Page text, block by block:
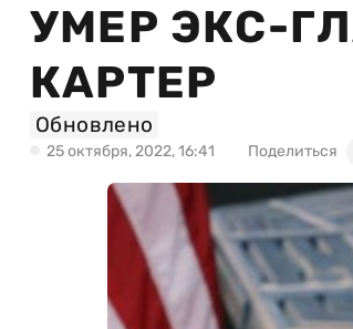
УМЕР ЭКС-
КАРТЕР
Обновлено
25 октября, 2022, 16:41 Поделиться